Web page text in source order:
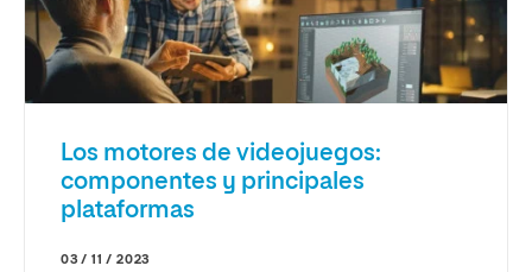
Los motores de videojuegos:
componentes y principales
plataformas
03 / 11 / 2023